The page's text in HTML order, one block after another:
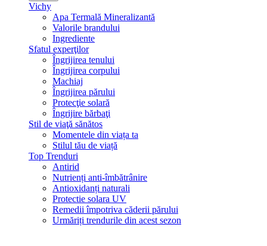
Vichy
Apa Termală Mineralizantă
Valorile brandului
Ingrediente
Sfatul experţilor
Îngrijirea tenului
Îngrijirea corpului
Machiaj
Îngrijirea părului
Protecţie solară
Îngrijire bărbaţi
Stil de viaţă sănătos
Momentele din viața ta
Stilul tău de viață
Top Trenduri
Antirid
Nutrienți anti-îmbătrânire
Antioxidanți naturali
Protectie solara UV
Remedii împotriva căderii părului
Urmăriți trendurile din acest sezon